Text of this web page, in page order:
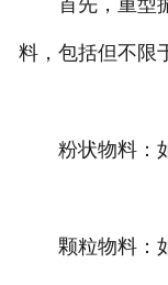
首先，重型振
料，包括但不限
粉状物料：如
颗粒物料：如